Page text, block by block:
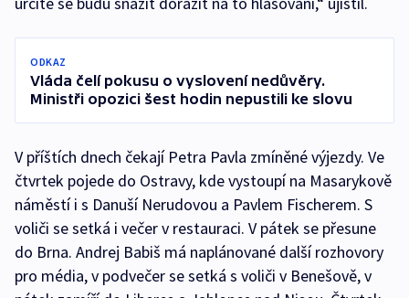
ODKAZ
Vláda čelí pokusu o vyslovení nedůvěry.
Ministři opozici šest hodin nepustili ke slovu
V příštích dnech čekají Petra Pavla zmíněné výjezdy. Ve
čtvrtek pojede do Ostravy, kde vystoupí na Masarykově
náměstí i s Danuší Nerudovou a Pavlem Fischerem. S
voliči se setká i večer v restauraci. V pátek se přesune
do Brna. Andrej Babiš má naplánované další rozhovory
pro média, v podvečer se setká s voliči v Benešově, v